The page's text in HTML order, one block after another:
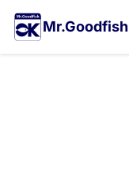
Przejdź
Mr.Goodfish